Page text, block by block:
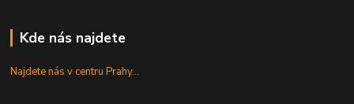
Kde nás najdete
Najdete nás v centru Prahy...